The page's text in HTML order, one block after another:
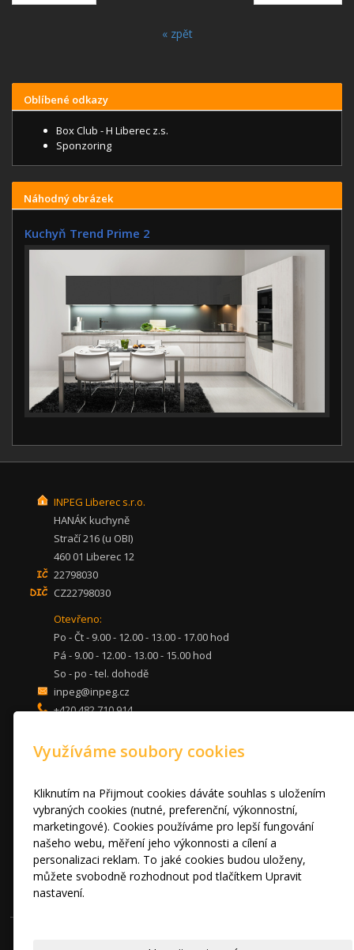
« zpět
Oblíbené odkazy
Box Club - H Liberec z.s.
Sponzoring
Náhodný obrázek
Kuchyň Trend Prime 2
INPEG Liberec s.r.o.
HANÁK kuchyně
Stračí 216 (u OBI)
460 01 Liberec 12
22798030
CZ22798030
Otevřeno:
Po - Čt - 9.00 - 12.00 - 13.00 - 17.00 hod
Pá - 9.00 - 12.00 - 13.00 - 15.00 hod
So - po - tel. dohodě
inpeg@inpeg.cz
+420 482 710 914
KUCHYNĚ
DVEŘE A STOLY
OBÝVACÍ POKOJE
AKCE
FOTOGALERIE
VÝPRODEJ VZORKŮ
RADY A TIPY
KONTAKT
Využíváme soubory cookies
Kliknutím na Přijmout cookies dáváte souhlas s uložením
vybraných cookies (nutné, preferenční, výkonnostní,
marketingové). Cookies používáme pro lepší fungování
našeho webu, měření jeho výkonnosti a cílení a
personalizaci reklam. To jaké cookies budou uloženy,
můžete svobodně rozhodnout pod tlačítkem Upravit
nastavení.